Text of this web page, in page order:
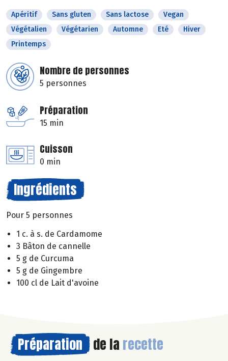
Apéritif Sans gluten Sans lactose
Vegan
Végétalien
Végétarien Automne Eté
Hiver
Printemps
Nombre de personnes
5 personnes
Préparation
15 min
Cuisson
0 min
Ingrédients
Pour 5 personnes
1 c. à s. de Cardamome
3 Bâton de cannelle
5 g de Curcuma
5 g de Gingembre
100 cl de Lait d'avoine
Préparation de la recette